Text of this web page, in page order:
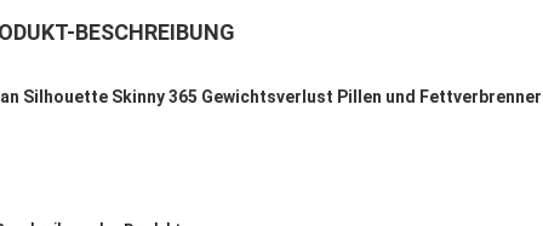
BESCHREIBUNG
Silhouette Skinny 365 Gewichtsverlust Pillen und Fettverbrenner